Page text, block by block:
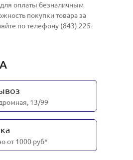
оплаты безналичным
покупки товара за
по телефону (843) 225-
13/99
от 1000 руб*